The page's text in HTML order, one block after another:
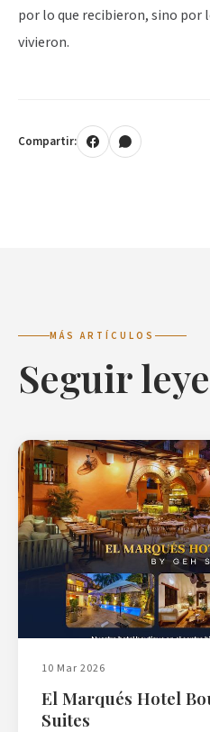
por lo que recibieron, sino por
vivieron.
Compartir:
MÁS ARTÍCULOS
Seguir
10 Mar 2026
El Marqués Hotel
Suites